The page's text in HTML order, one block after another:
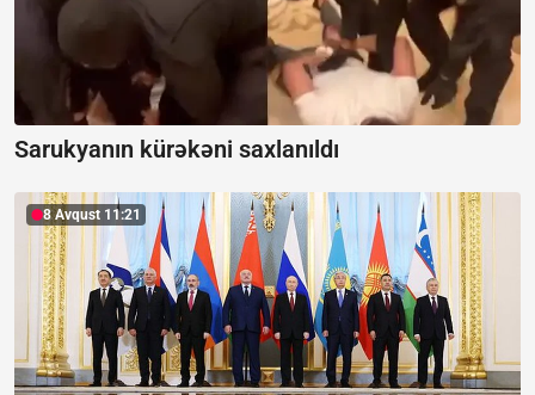
Sarukyanın kürəkəni saxlanıldı
8 Avqust 11:21